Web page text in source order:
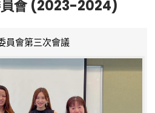
員會 (2023-2024)
員會第三次會議